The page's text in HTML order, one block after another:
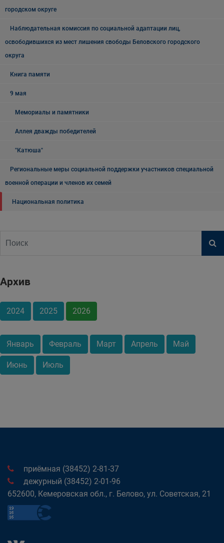
городском округе
Наблюдательная комиссия по социальной адаптации лиц,
освободившихся из мест лишения свободы Беловского городского
округа
Книга памяти
9 мая
Мемориалы и памятники
Аллея дважды победителей
"Катюша"
Региональные меры социальной поддержки участников специальной
военной операции и членов их семей
Национальная политика
Архив
2024 2025 2026
Январь Февраль Март Апрель Май
Июнь Июль
приёмная (38452) 2-81-37
дежурный (38452) 2-01-96
652600, Кемеровская обл., г. Белово, ул. Советская, 21